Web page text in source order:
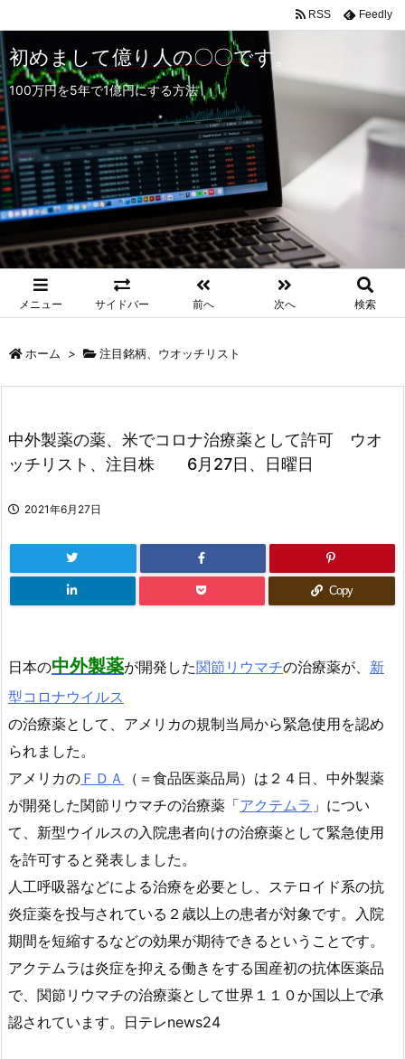
初めまして億り人の〇〇です。
100万円を5年で1億円にする方法
メニュー サイドバー 前へ 次へ 検索
RSS Feedly
ホーム > 注目銘柄、ウオッチリスト
中外製薬の薬、米でコロナ治療薬として許可 ウオ
ッチリスト、注目株 6月27日、日曜日
2021年6月27日
Copy
日本の中外製薬が開発した関節リウマチの治療薬が、 新
型コロナウイルス
の治療薬として、アメリカの規制当局から緊急使用を認め
られました。
アメリカの ＦＤＡ
（＝食品医薬品局）は２４日、中外製薬
が開発した関節リウマチの治療薬「アクテムラ 」につい
て、新型ウイルスの入院患者向けの治療薬として緊急使用
を許可すると発表しました。
人工呼吸器などによる治療を必要とし、ステロイド系の抗
炎症薬を投与されている２歳以上の患者が対象です。入院
期間を短縮するなどの効果が期待できるということです。
アクテムラは炎症を抑える働きをする国産初の抗体医薬品
で、関節リウマチの治療薬として世界１１０か国以上で承
認されています。日テレnews24